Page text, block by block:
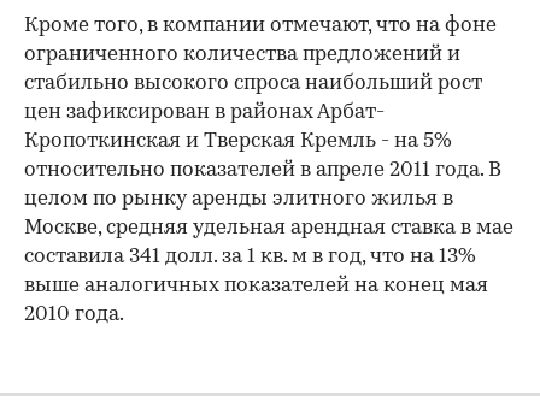
Кроме того, в компании отмечают, что на фоне
ограниченного количества предложений и
стабильно высокого спроса наибольший рост
цен зафиксирован в районах Арбат-
Кропоткинская и Тверская Кремль - на 5%
относительно показателей в апреле 2011 года. В
целом по рынку аренды элитного жилья в
Москве, средняя удельная арендная ставка в мае
составила 341 долл. за 1 кв. м в год, что на 13%
выше аналогичных показателей на конец мая
2010 года.